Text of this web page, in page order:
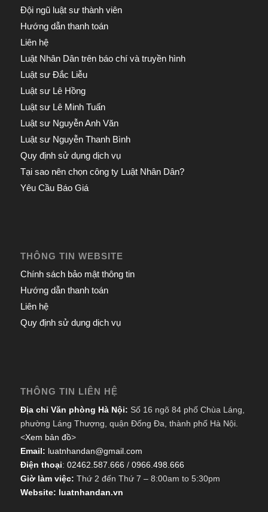
Đội ngũ luật sư thành viên
Hướng dẫn thanh toán
Liên hệ
Luật Nhân Dân trên báo chí và truyền hình
Luật sư Đắc Liễu
Luật sư Lê Hồng
Luật sư Lê Minh Tuấn
Luật sư Nguyễn Anh Văn
Luật sư Nguyễn Thanh Bình
Quy định sử dụng dịch vụ
Tại sao nên chọn công ty Luật Nhân Dân?
Yêu Cầu Báo Giá
THÔNG TIN WEBSITE
Chính sách bảo mật thông tin
Hướng dẫn thanh toán
Liên hệ
Quy định sử dụng dịch vụ
THÔNG TIN LIÊN HỆ
Địa chỉ Văn phòng Hà Nội: Số 16 ngõ 84 phố Chùa Láng,
phường Láng Thượng, quận Đống Đa, thành phố Hà Nội.
<Xem bản đồ>
Email: luatnhandan@gmail.com
Điện thoại: 02462.587.666 / 0966.498.666
Giờ làm việc: Thứ 2 đến Thứ 7 – 8:00am to 5:30pm
Website: luatnhandan.vn